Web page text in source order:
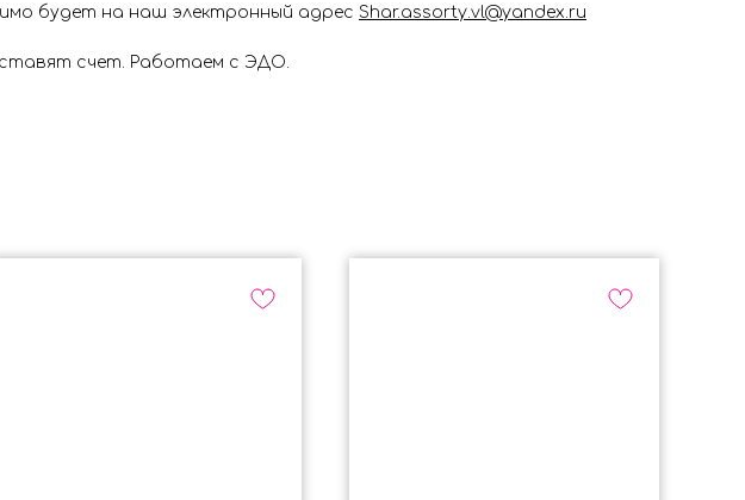
будет на наш электронный адрес Shar.assorty.vl@yandex.ru
счет. Работаем с ЭДО.